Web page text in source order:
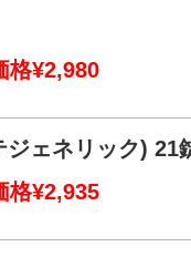
格¥2,980
ジェネリック) 21
格¥2,935